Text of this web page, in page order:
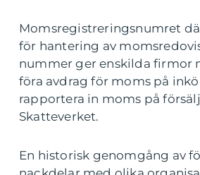
Momsregistreringsnumret
för hantering av
nummer ger enskilda firmor
föra avdrag för moms på
rapportera in moms på
Skatteverket.
En historisk genomgång av